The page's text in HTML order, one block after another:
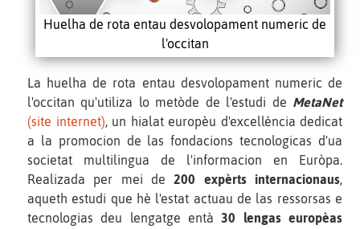
Huelha de rota entau desvolopament numeric de
l'occitan
La huelha de rota entau desvolopament numeric de
l'occitan qu'utiliza lo metòde de l'estudi de MetaNet
(site internet), un hialat europèu d'excelléncia dedicat
a la promocion de las fondacions tecnologicas d'ua
societat multilingua de l'informacion en Euròpa.
Realizada per mei de200 expèrts internacionaus,
aqueth estudi que hè l'estat actuau de las ressorsas e
tecnologias deu lengatge entà30 lengas europèas